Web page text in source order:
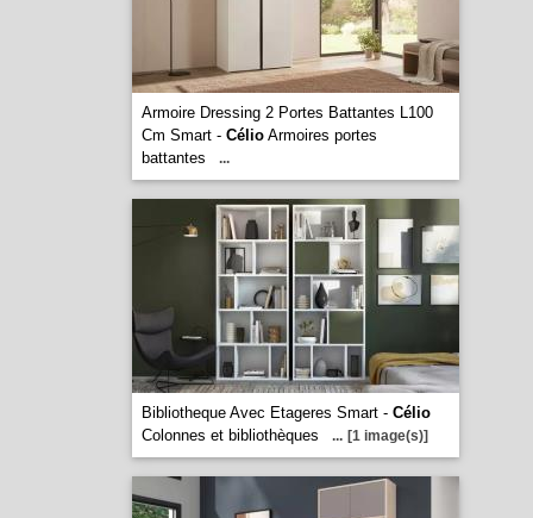
Armoire Dressing 2 Portes Battantes L100
Cm Smart - CélioArmoires portes
battantes
...
Bibliotheque Avec Etageres Smart - Célio
Colonnes et bibliothèques
... [1 image(s)]